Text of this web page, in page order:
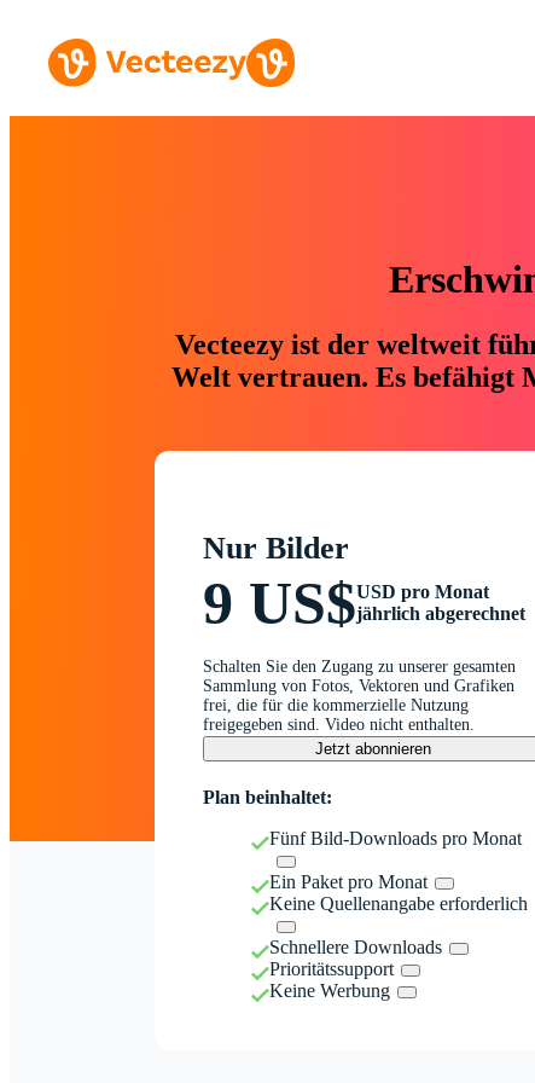
Vecteezy ist der weltweit
Welt vertrauen. Es befähigt
Nur Bilder
9 US$USD pro Monat
jährlich abgerechnet
Schalten Sie den Zugang zu unserer gesamten
Sammlung von Fotos, Vektoren und Grafiken
frei, die für die kommerzielle Nutzung
freigegeben sind. Video nicht enthalten.
Jetzt abonnieren
Plan beinhaltet:
Fünf Bild-Downloads pro Monat
Ein Paket pro Monat
Keine Quellenangabe erforderlich
Schnellere Downloads
Prioritätssupport
Keine Werbung